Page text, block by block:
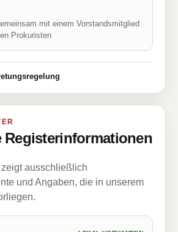
mit einem Vorstandsmitglied
Prokuristen
Registerinformationen
ausschließlich
und Angaben, die in unserem